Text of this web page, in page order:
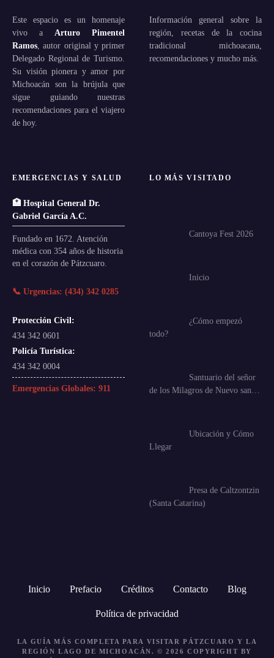
Este espacio es un homenaje
vivo a Arturo Pimentel
Ramos , autor original y primer
Delegado Regional de Turismo.
Su visión pionera y amor por
Michoacán son la brújula que
sigue guiando nuestras
recomendaciones para el viajero
de hoy.
Información general sobre la
región, recetas de la cocina
tradicional michoacana,
recomendaciones y mucho más.
EMERGENCIAS Y SALUD
🏥 Hospital General Dr.
Gabriel García A.C.
Fundado en 1672. Atención
médica con 354 años de historia
en el corazón de Pátzcuaro.
📞 Urgencias: (434) 342 0285
Protección Civil:
434 342 0601
Policía Turística:
434 342 0004
Emergencias Globales: 911
LO MÁS VISITADO
Cantoya Fest 2026
Inicio
¿Cómo empezó
todo?
Santuario del señor
de los Milagros de Nuevo san…
Ubicación y Cómo
Llegar
Presa de Caltzontzin
(Santa Catarina)
Inicio Prefacio Créditos Contacto Blog
Política de privacidad
LA GUÍA MÁS COMPLETA PARA VISITAR PÁTZCUARO Y LA
REGIÓN LAGO DE MICHOACÁN. © 2026 COPYRIGHT BY